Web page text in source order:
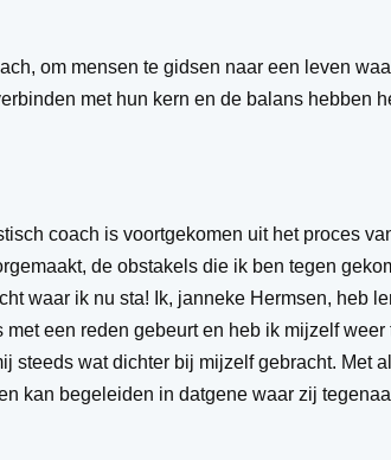
om mensen te gidsen naar een leven
met hun kern en de balans hebben
coach is voortgekomen uit het proces
de obstakels die ik ben tegen
waar ik nu sta! Ik, janneke Hermsen, heb
een reden gebeurt en heb ik mijzelf
steeds wat dichter bij mijzelf gebracht. Met
kan begeleiden in datgene waar zij